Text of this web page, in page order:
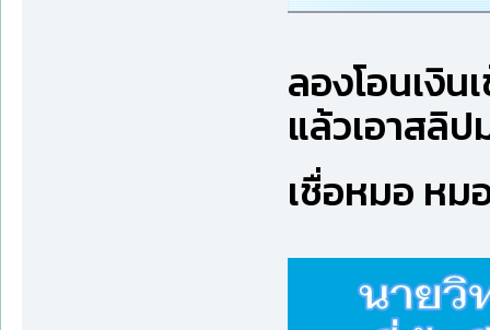
ลองโอนเงิน
แล้วเอาสลิป
เชื่อหมอ ห